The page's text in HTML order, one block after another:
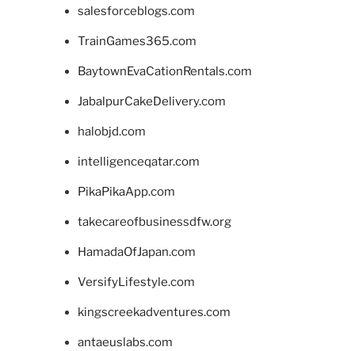
salesforceblogs.com
TrainGames365.com
BaytownEvaCationRentals.com
JabalpurCakeDelivery.com
halobjd.com
intelligenceqatar.com
PikaPikaApp.com
takecareofbusinessdfw.org
HamadaOfJapan.com
VersifyLifestyle.com
kingscreekadventures.com
antaeuslabs.com